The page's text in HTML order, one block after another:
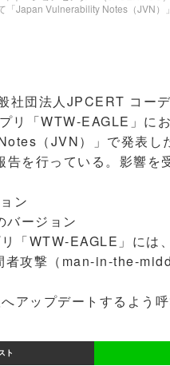
Japan Vulnerability Notes（JVN）
団法人JPCERT コー
リ「WTW-EAGLE」に
（JVN）」で発表し
を行っている。影響を
ン
ージョン
「WTW-EAGLE」には
攻撃（man-in-the-
ップデートするよう呼
ト